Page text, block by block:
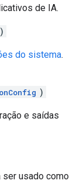
de IA.
)
do sistema.
)
e saídas
ser usado como